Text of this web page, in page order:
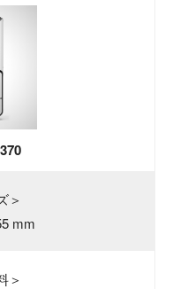
＞
mm
＞